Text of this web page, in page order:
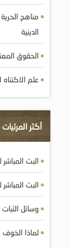
مناهج
الدينية
الحقوق
علم
أكثر
البث
البث المباشر
وسائل
لماذا الخوف